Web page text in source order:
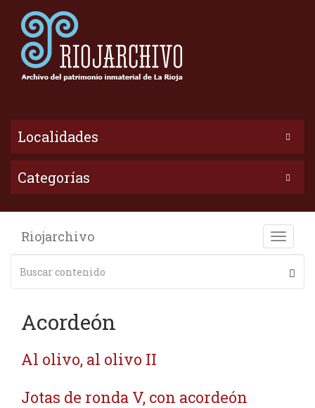
Localidades
Categorías
Toggle
Riojarchivo
Acordeón
Al olivo, al olivo II
Jotas de ronda V, con acordeón